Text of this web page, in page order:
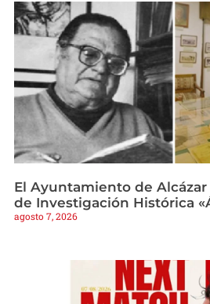
El Ayuntamiento de Alcázar
de Investigación Histórica
agosto 7, 2026